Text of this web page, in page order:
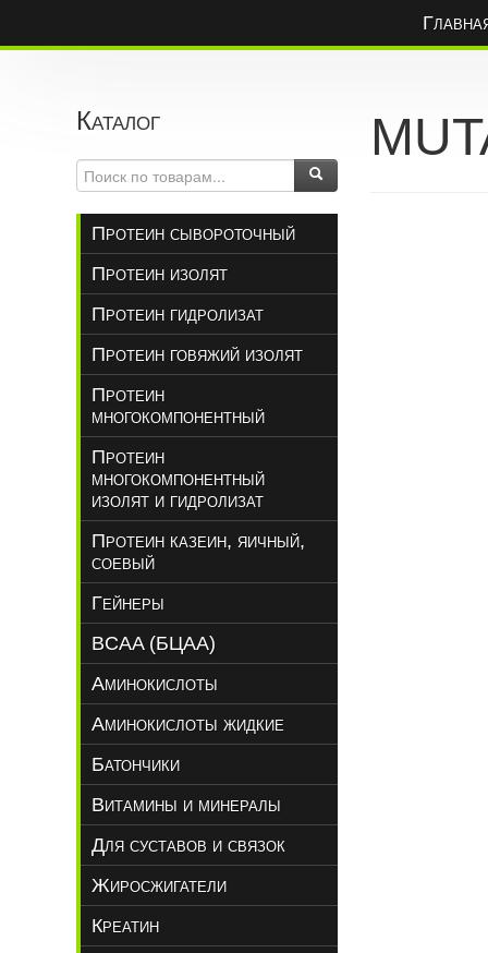
Каталог
Протеин сывороточный
Протеин изолят
Протеин гидролизат
Протеин говяжий изолят
Протеин
многокомпонентный
Протеин
многокомпонентный
изолят и гидролизат
Протеин казеин, яичный,
соевый
Гейнеры
BCAA (БЦАА)
Аминокислоты
Аминокислоты жидкие
Батончики
Витамины и минералы
Для суставов и связок
Жиросжигатели
Креатин